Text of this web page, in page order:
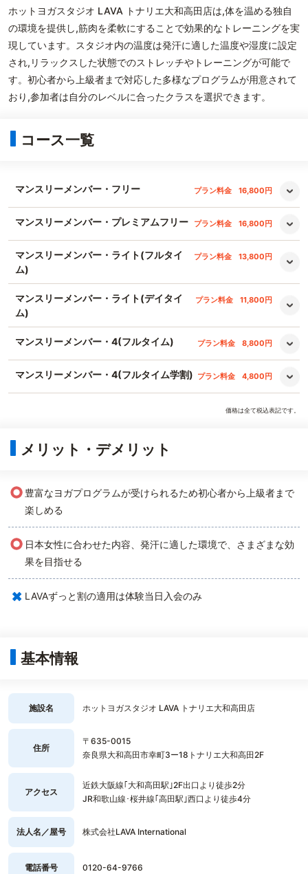
ホットヨガスタジオ LAVA トナリエ大和高田店は,体を温める独自
の環境を提供し,筋肉を柔軟にすることで効果的なトレーニングを実
現しています。スタジオ内の温度は発汗に適した温度や湿度に設定
され,リラックスした状態でのストレッチやトレーニングが可能で
す。初心者から上級者まで対応した多様なプログラムが用意されて
おり,参加者は自分のレベルに合ったクラスを選択できます。
コース一覧
マンスリーメンバー・フリー プラン料金 16,800円
マンスリーメンバー・プレミアムフリー プラン料金 16,800円
マンスリーメンバー・ライト(フルタイ
ム)
プラン料金 13,800円
マンスリーメンバー・ライト(デイタイ
ム)
プラン料金 11,800円
マンスリーメンバー・4(フルタイム) プラン料金 8,800円
マンスリーメンバー・4(フルタイム学割) プラン料金 4,800円
価格は全て税込表記です。
メリット・デメリット
○ 豊富なヨガプログラムが受けられるため初心者から上級者まで
楽しめる
○ 日本女性に合わせた内容、発汗に適した環境で、さまざまな効
果を目指せる
× LAVAずっと割の適用は体験当日入会のみ
基本情報
施設名 ホットヨガスタジオ LAVA トナリエ大和高田店
住所
〒635-0015
奈良県大和高田市幸町3ー18トナリエ大和高田2F
アクセス
近鉄大阪線｢大和高田駅｣2F出口より徒歩2分
JR和歌山線･桜井線｢高田駅｣西口より徒歩4分
法人名／屋号 株式会社LAVA International
電話番号 0120-64-9766